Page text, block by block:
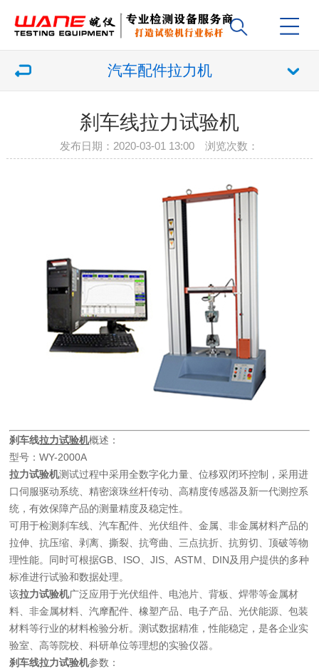
汽车配件拉力机
刹车线拉力试验机
发布日期：2020-03-01 13:00 浏览次数：
刹车线拉力试验机概述：
型号：WY-2000A
拉力试验机测试过程中采用全数字化力量、位移双闭环控制，采用进
口伺服驱动系统、精密滚珠丝杆传动、高精度传感器及新一代测控系
统，有效保障产品的测量精度及稳定性。
可用于检测刹车线、汽车配件、光伏组件、金属、非金属材料产品的
拉伸、抗压缩、剥离、撕裂、抗弯曲、三点抗折、抗剪切、顶破等物
理性能。同时可根据GB、ISO、JIS、ASTM、DIN及用户提供的多种
标准进行试验和数据处理。
该拉力试验机广泛应用于光伏组件、电池片、背板、焊带等金属材
料、非金属材料、汽摩配件、橡塑产品、电子产品、光伏能源、包装
材料等行业的材料检验分析。测试数据精准，性能稳定，是各企业实
验室、高等院校、科研单位等理想的实验仪器。
刹车线拉力试验机参数：